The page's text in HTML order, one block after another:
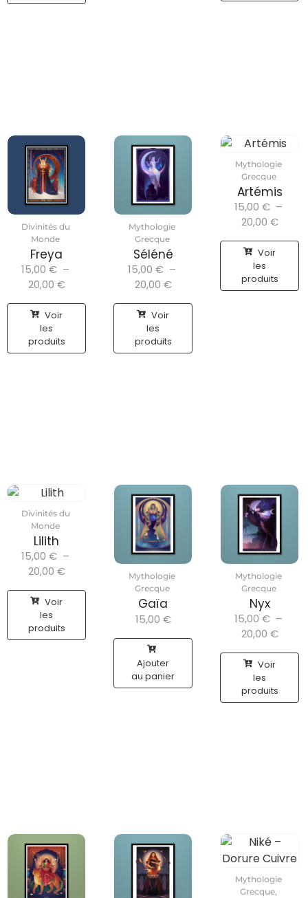
Divinités du
Monde
Freya
15,00 € –
20,00 €
Voir
les
produits
Mythologie
Grecque
Séléné
15,00 € –
20,00 €
Voir
les
produits
Mythologie
Grecque
Artémis
15,00 € –
20,00 €
Voir
les
produits
Divinités du
Monde
Lilith
15,00 € –
20,00 €
Voir
les
produits
Mythologie
Grecque
Gaïa
15,00 €
Ajouter
au panier
Mythologie
Grecque
Nyx
15,00 € –
20,00 €
Voir
les
produits
Mythologie
Grecque,